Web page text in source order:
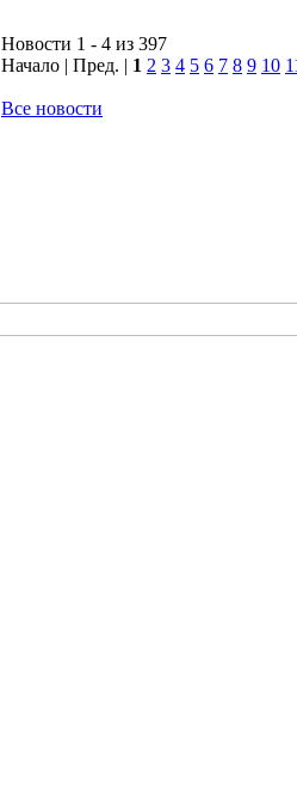
Новости 1 - 4 из 397
Начало | Пред. | 1 2 3 4 5 6 7 8 9 10
Все новости